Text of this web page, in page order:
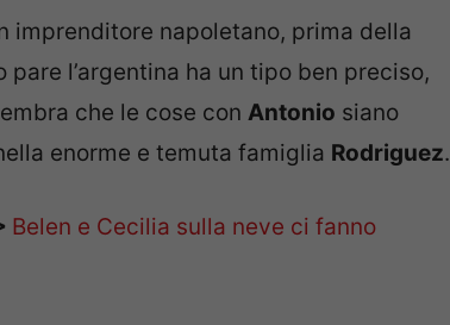
imprenditore napoletano, prima della
pare l’argentina ha un tipo ben preciso,
che le cose con Antonio siano
enorme e temuta famiglia Rodriguez.
Belen e Cecilia sulla neve ci fanno